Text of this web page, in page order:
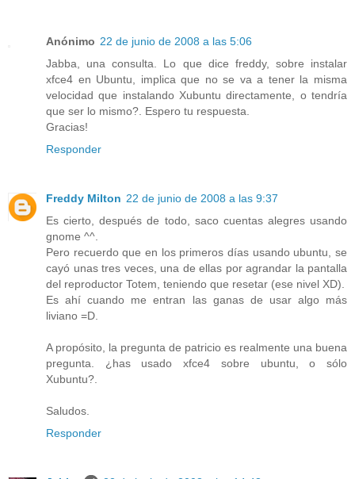
Anónimo 22 de junio de 2008 a las 5:06
Jabba, una consulta. Lo que dice freddy, sobre instalar
xfce4 en Ubuntu, implica que no se va a tener la misma
velocidad que instalando Xubuntu directamente, o tendría
que ser lo mismo?. Espero tu respuesta.
Gracias!
Responder
Freddy Milton 22 de junio de 2008 a las 9:37
Es cierto, después de todo, saco cuentas alegres usando
gnome ^^.
Pero recuerdo que en los primeros días usando ubuntu, se
cayó unas tres veces, una de ellas por agrandar la pantalla
del reproductor Totem, teniendo que resetar (ese nivel XD).
Es ahí cuando me entran las ganas de usar algo más
liviano =D.
A propósito, la pregunta de patricio es realmente una buena
pregunta. ¿has usado xfce4 sobre ubuntu, o sólo
Xubuntu?.
Saludos.
Responder